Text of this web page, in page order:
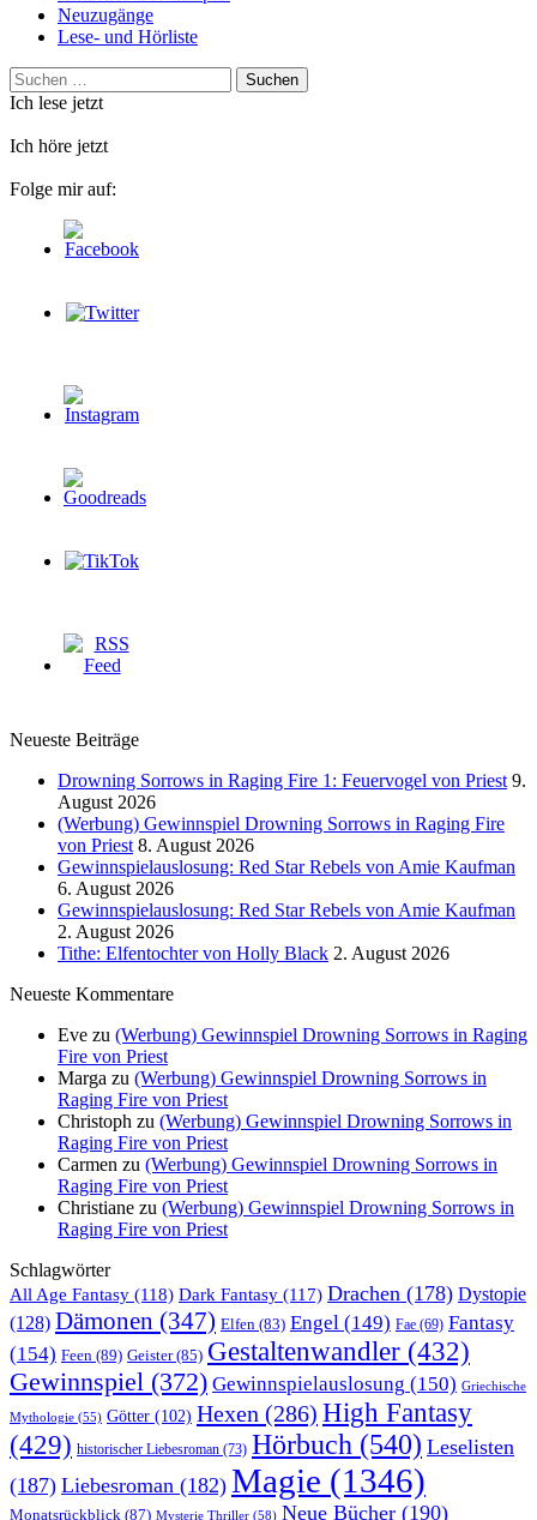
Neuzugänge
Lese- und Hörliste
Suchen
nach:
Ich lese jetzt
Ich höre jetzt
Folge mir auf:
Neueste Beiträge
Drowning Sorrows in Raging Fire 1: Feuervogel von Priest 9.
August 2026
(Werbung) Gewinnspiel Drowning Sorrows in Raging Fire
von Priest 8. August 2026
Gewinnspielauslosung: Red Star Rebels von Amie Kaufman
6. August 2026
Gewinnspielauslosung: Red Star Rebels von Amie Kaufman
2. August 2026
Tithe: Elfentochter von Holly Black 2. August 2026
Neueste Kommentare
Eve zu (Werbung) Gewinnspiel Drowning Sorrows in Raging
Fire von Priest
Marga zu (Werbung) Gewinnspiel Drowning Sorrows in
Raging Fire von Priest
Christoph zu (Werbung) Gewinnspiel Drowning Sorrows in
Raging Fire von Priest
Carmen zu (Werbung) Gewinnspiel Drowning Sorrows in
Raging Fire von Priest
Christiane zu (Werbung) Gewinnspiel Drowning Sorrows in
Raging Fire von Priest
Schlagwörter
All Age Fantasy (118) Dark Fantasy (117) Drachen (178) Dystopie
(128) Dämonen (347) Elfen (83) Engel (149) Fae (69) Fantasy
(154) Feen (89) Geister(85) Gestaltenwandler (432)
Gewinnspiel (372) Gewinnspielauslosung (150) Griechische
Mythologie (55) Götter (102) Hexen (286) High Fantasy
(429) historischer Liebesroman (73) Hörbuch (540) Leselisten
(187) Liebesroman (182) Magie (1346)
Monatsrückblick (87) Mysterie Thriller (58) Neue Bücher (190)